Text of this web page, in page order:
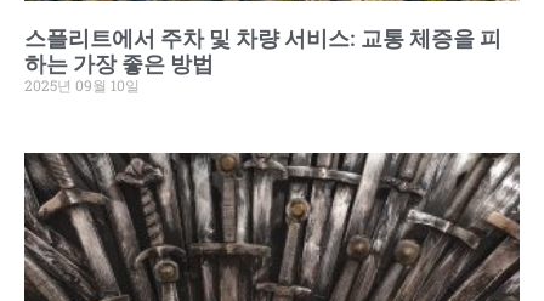
스플리트에서 주차 및 차량 서비스: 교통 체증을 피
하는 가장 좋은 방법
2025년 09월 10일